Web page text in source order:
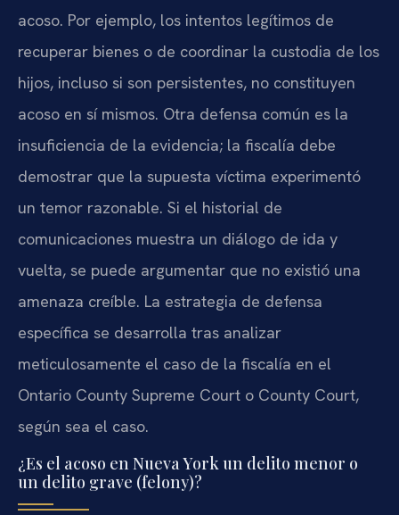
acoso. Por ejemplo, los intentos legítimos de
recuperar bienes o de coordinar la custodia de los
hijos, incluso si son persistentes, no constituyen
acoso en sí mismos. Otra defensa común es la
insuficiencia de la evidencia; la fiscalía debe
demostrar que la supuesta víctima experimentó
un temor razonable. Si el historial de
comunicaciones muestra un diálogo de ida y
vuelta, se puede argumentar que no existió una
amenaza creíble. La estrategia de defensa
específica se desarrolla tras analizar
meticulosamente el caso de la fiscalía en el
Ontario County Supreme Court o County Court,
según sea el caso.
¿Es el acoso en Nueva York un delito menor o
un delito grave (felony)?